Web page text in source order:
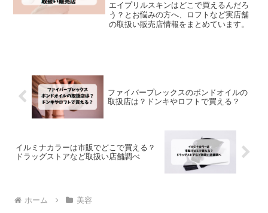
エイプリルスキンはどこで買えるんだろ
う？とお悩みの方へ、ロフトなど実店舗
の取扱い販売店情報をまとめています。
ファイバープレックスのボンドオイルの
取扱店は？ドンキやロフトで買える？
イルミナカラーは市販でどこで買える？
ドラッグストアなど取扱い店舗調べ
ホーム 美容